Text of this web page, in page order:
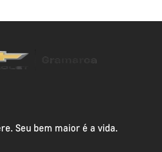
Seu bem maior é a vida.